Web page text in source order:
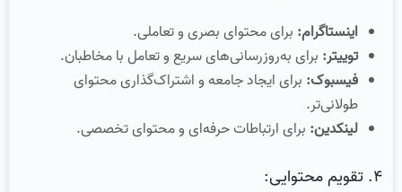
اینستاگرام: برای محتوای بصری و تعاملی.
توییتر: برای به‌روزرسانی‌های سریع و تعامل با مخاطبان.
فیسبوک: برای ایجاد جامعه و اشتراک‌گذاری محتوای
طولانی‌تر.
لینکدین: برای ارتباطات حرفه‌ای و محتوای تخصصی.
۴. تقویم محتوایی: